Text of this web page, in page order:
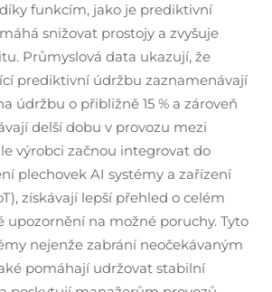
funkcím, jako je prediktivní
snižovat prostojy a zvyšuje
Průmyslová data ukazují, že
prediktivní údržbu zaznamenávají
údržbu o přibližně 15 % a zároveň
delší dobu v provozu mezi
výrobci začnou integrovat do
plechovek AI systémy a zařízení
získávají lepší přehled o celém
upozornění na možné poruchy. Tyto
nejenže zabrání neočekávaným
pomáhají udržovat stabilní